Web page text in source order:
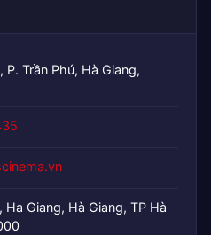
P. Trần Phú, Hà Giang,
Ha Giang, Hà Giang, TP Hà